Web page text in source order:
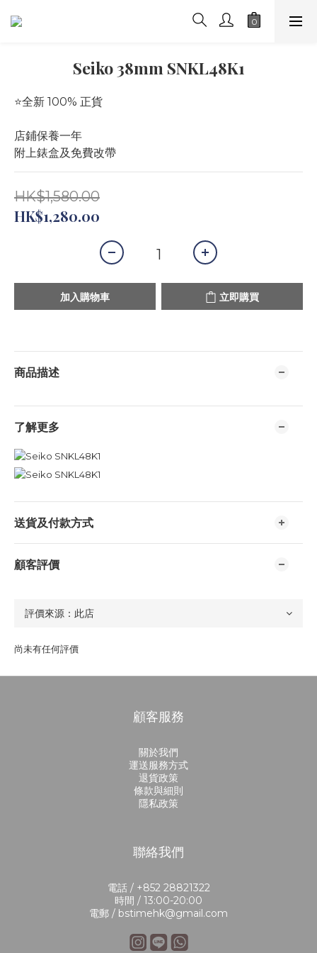
Seiko 38mm SNKL48K1
⭐️全新 100% 正貨
店鋪保養一年
附上錶盒及免費改帶
HK$1,580.00
HK$1,280.00
加入購物車 立即購買
商品描述
了解更多
送貨及付款方式
顧客評價
尚未有任何評價
顧客服務
關於我們
運送服務方式
退貨政策
條款與細則
隱私政策
聯絡我們
電話 / +852 28821322
時間 / 13:00-20:00
電郵 / bstimehk@gmail.com